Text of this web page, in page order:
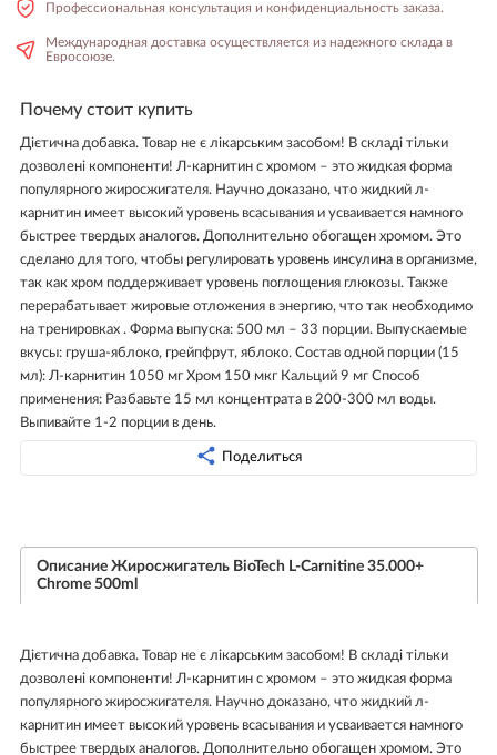
Профессиональная консультация и конфиденциальность заказа.
Международная доставка осуществляется из надежного склада в
Евросоюзе.
Почему стоит купить
Дієтична добавка. Товар не є лікарським засобом! В складі тільки
дозволені компоненти! Л-карнитин с хромом – это жидкая форма
популярного жиросжигателя. Научно доказано, что жидкий л-
карнитин имеет высокий уровень всасывания и усваивается намного
быстрее твердых аналогов. Дополнительно обогащен хромом. Это
сделано для того, чтобы регулировать уровень инсулина в организме,
так как хром поддерживает уровень поглощения глюкозы. Также
перерабатывает жировые отложения в энергию, что так необходимо
на тренировках . Форма выпуска: 500 мл – 33 порции. Выпускаемые
вкусы: груша-яблоко, грейпфрут, яблоко. Состав одной порции (15
мл): Л-карнитин 1050 мг Хром 150 мкг Кальций 9 мг Способ
применения: Разбавьте 15 мл концентрата в 200-300 мл воды.
Выпивайте 1-2 порции в день.
Поделиться
Описание Жиросжигатель BioTech L-Carnitine 35.000+
Chrome 500ml
Дієтична добавка. Товар не є лікарським засобом! В складі тільки
дозволені компоненти! Л-карнитин с хромом – это жидкая форма
популярного жиросжигателя. Научно доказано, что жидкий л-
карнитин имеет высокий уровень всасывания и усваивается намного
быстрее твердых аналогов. Дополнительно обогащен хромом. Это